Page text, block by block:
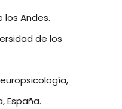
los Andes.
de los
España.